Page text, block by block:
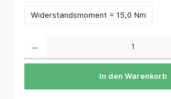
Widerstandsmoment = 15,0 Nm
In den Warenkorb